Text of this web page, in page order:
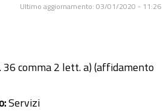
Ultimo aggiornamento: 03/01/2020 - 11:26
36 comma 2 lett. a) (affidamento
Servizi